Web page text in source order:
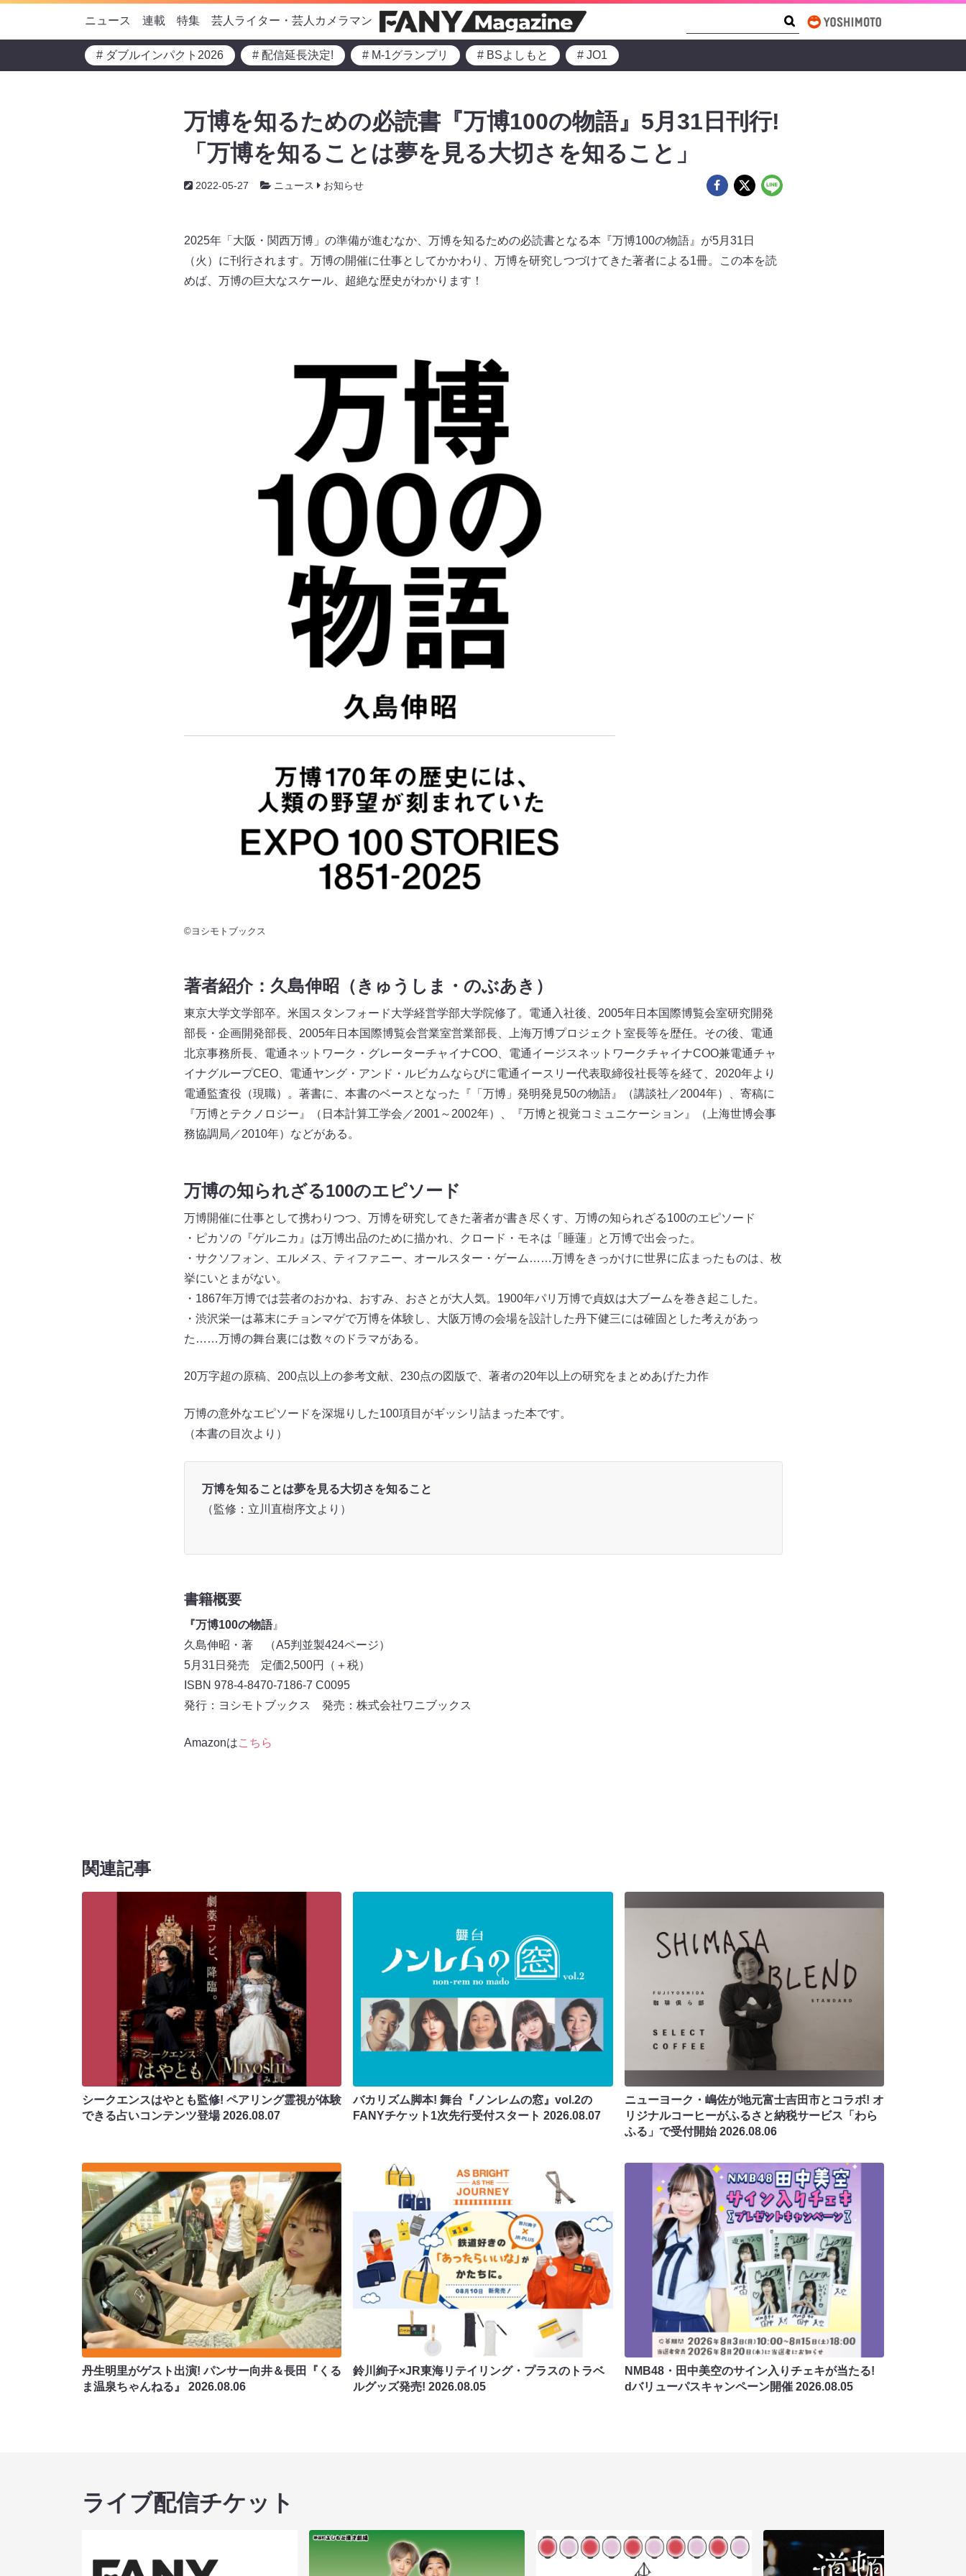
ニュース 連載 特集 芸人ライター・芸人カメラマン
# ダブルインパクト2026 # 配信延長決定! # M-1グランプリ # BSよしもと # JO1
万博を知るための必読書『万博100の物語』5月31日刊行!
「万博を知ることは夢を見る大切さを知ること」
2022-05-27 ニュース お知らせ
2025年「大阪・関西万博」の準備が進むなか、万博を知るための必読書となる本『万博100の物語』が5月31日
（火）に刊行されます。万博の開催に仕事としてかかわり、万博を研究しつづけてきた著者による1冊。この本を読
めば、万博の巨大なスケール、超絶な歴史がわかります！
©ヨシモトブックス
著者紹介：久島伸昭（きゅうしま・のぶあき）
東京大学文学部卒。米国スタンフォード大学経営学部大学院修了。電通入社後、2005年日本国際博覧会室研究開発
部長・企画開発部長、2005年日本国際博覧会営業室営業部長、上海万博プロジェクト室長等を歴任。その後、電通
北京事務所長、電通ネットワーク・グレーターチャイナCOO、電通イージスネットワークチャイナCOO兼電通チャ
イナグループCEO、電通ヤング・アンド・ルビカムならびに電通イースリー代表取締役社長等を経て、2020年より
電通監査役（現職）。著書に、本書のベースとなった『「万博」発明発見50の物語』（講談社／2004年）、寄稿に
『万博とテクノロジー』（日本計算工学会／2001～2002年）、『万博と視覚コミュニケーション』（上海世博会事
務協調局／2010年）などがある。
万博の知られざる100のエピソード
万博開催に仕事として携わりつつ、万博を研究してきた著者が書き尽くす、万博の知られざる100のエピソード
・ピカソの『ゲルニカ』は万博出品のために描かれ、クロード・モネは「睡蓮」と万博で出会った。
・サクソフォン、エルメス、ティファニー、オールスター・ゲーム……万博をきっかけに世界に広まったものは、枚
挙にいとまがない。
・1867年万博では芸者のおかね、おすみ、おさとが大人気。1900年パリ万博で貞奴は大ブームを巻き起こした。
・渋沢栄一は幕末にチョンマゲで万博を体験し、大阪万博の会場を設計した丹下健三には確固とした考えがあっ
た……万博の舞台裏には数々のドラマがある。
20万字超の原稿、200点以上の参考文献、230点の図版で、著者の20年以上の研究をまとめあげた力作
万博の意外なエピソードを深堀りした100項目がギッシリ詰まった本です。
（本書の目次より）
万博を知ることは夢を見る大切さを知ること
（監修：立川直樹序文より）
書籍概要
『万博100の物語』
久島伸昭・著 （A5判並製424ページ）
5月31日発売 定価2,500円（＋税）
ISBN 978-4-8470-7186-7 C0095
発行：ヨシモトブックス 発売：株式会社ワニブックス
Amazonはこちら
関連記事
シークエンスはやとも監修! ペアリング霊視が体験
できる占いコンテンツ登場2026.08.07
バカリズム脚本! 舞台『ノンレムの窓』vol.2の
FANYチケット1次先行受付スタート2026.08.07
ニューヨーク・嶋佐が地元富士吉田市とコラボ! オ
リジナルコーヒーがふるさと納税サービス「わら
ふる」で受付開始2026.08.06
丹生明里がゲスト出演! パンサー向井＆長田『くる
ま温泉ちゃんねる』 2026.08.06
鈴川絢子×JR東海リテイリング・プラスのトラベ
ルグッズ発売!2026.08.05
NMB48・田中美空のサイン入りチェキが当たる!
dバリューパスキャンペーン開催 2026.08.05
ライブ配信チケット